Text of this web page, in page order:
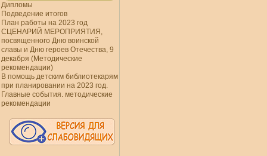
Дипломы
Подведение итогов
План работы на 2023 год
СЦЕНАРИЙ МЕРОПРИЯТИЯ,
посвященного Дню воинской
славы и Дню героев Отечества, 9
декабря (Методические
рекомендации)
В помощь детским библиотекарям
при планировании на 2023 год.
Главные события. методические
рекомендации